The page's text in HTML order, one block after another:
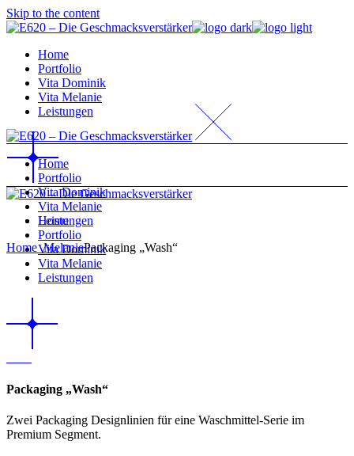
Skip to the content
Home
Portfolio
Vita Dominik
Vita Melanie
Leistungen
Home
Portfolio
Vita Dominik
Vita Melanie
Leistungen
Home
Portfolio
Vita Dominik
Vita Melanie
Leistungen
Home_MelaniePackaging „Wash“
Packaging „Wash“
Zwei Packaging Designlinien für eine Waschmittel-Serie im
Premium Segment.